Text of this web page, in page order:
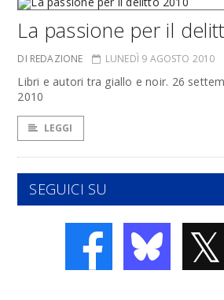
La passione per il
DI REDAZIONE LUNEDÌ 9 AGOSTO 2010
Libri e autori tra giallo e noir. 26
2010
LEGGI
SEGUICI SU
𝕏